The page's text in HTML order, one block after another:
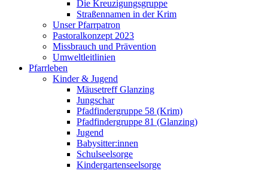
Die Kreuzigungsgruppe
Straßennamen in der Krim
Unser Pfarrpatron
Pastoralkonzept 2023
Missbrauch und Prävention
Umweltleitlinien
Pfarrleben
Kinder & Jugend
Mäusetreff Glanzing
Jungschar
Pfadfindergruppe 58 (Krim)
Pfadfindergruppe 81 (Glanzing)
Jugend
Babysitter:innen
Schulseelsorge
Kindergartenseelsorge